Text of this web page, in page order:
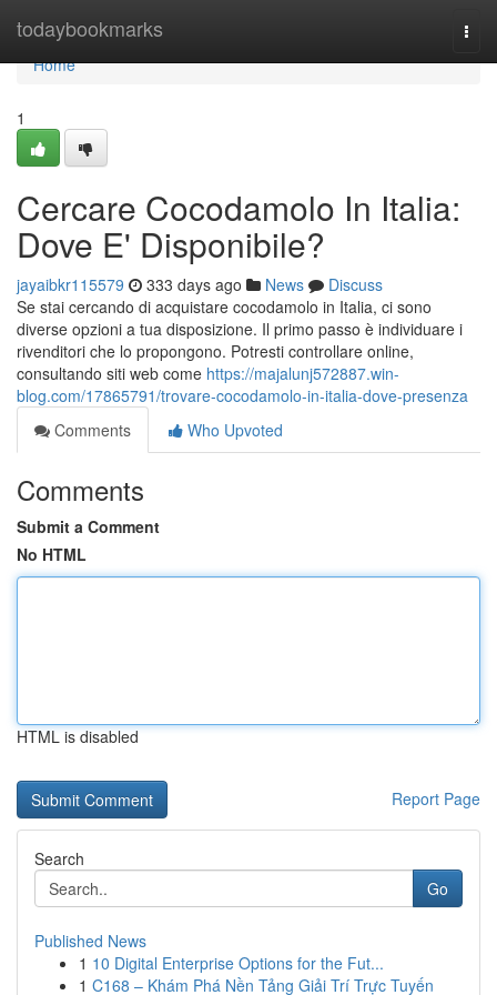
todaybookmarks
Home
Home
1
Cercare Cocodamolo In Italia:
Dove E' Disponibile?
jayaibkr115579 333 days ago News
Discuss
Se stai cercando di acquistare cocodamolo in Italia, ci sono
diverse opzioni a tua disposizione. Il primo passo è individuare i
rivenditori che lo propongono. Potresti controllare online,
consultando siti web come https://majalunj572887.win-
blog.com/17865791/trovare-cocodamolo-in-italia-dove-presenza
Comments
Who Upvoted
Comments
Submit a Comment
No HTML
HTML is disabled
Report Page
Search
Go
Published News
1 10 Digital Enterprise Options for the Fut...
1 C168 – Khám Phá Nền Tảng Giải Trí Trực Tuyến